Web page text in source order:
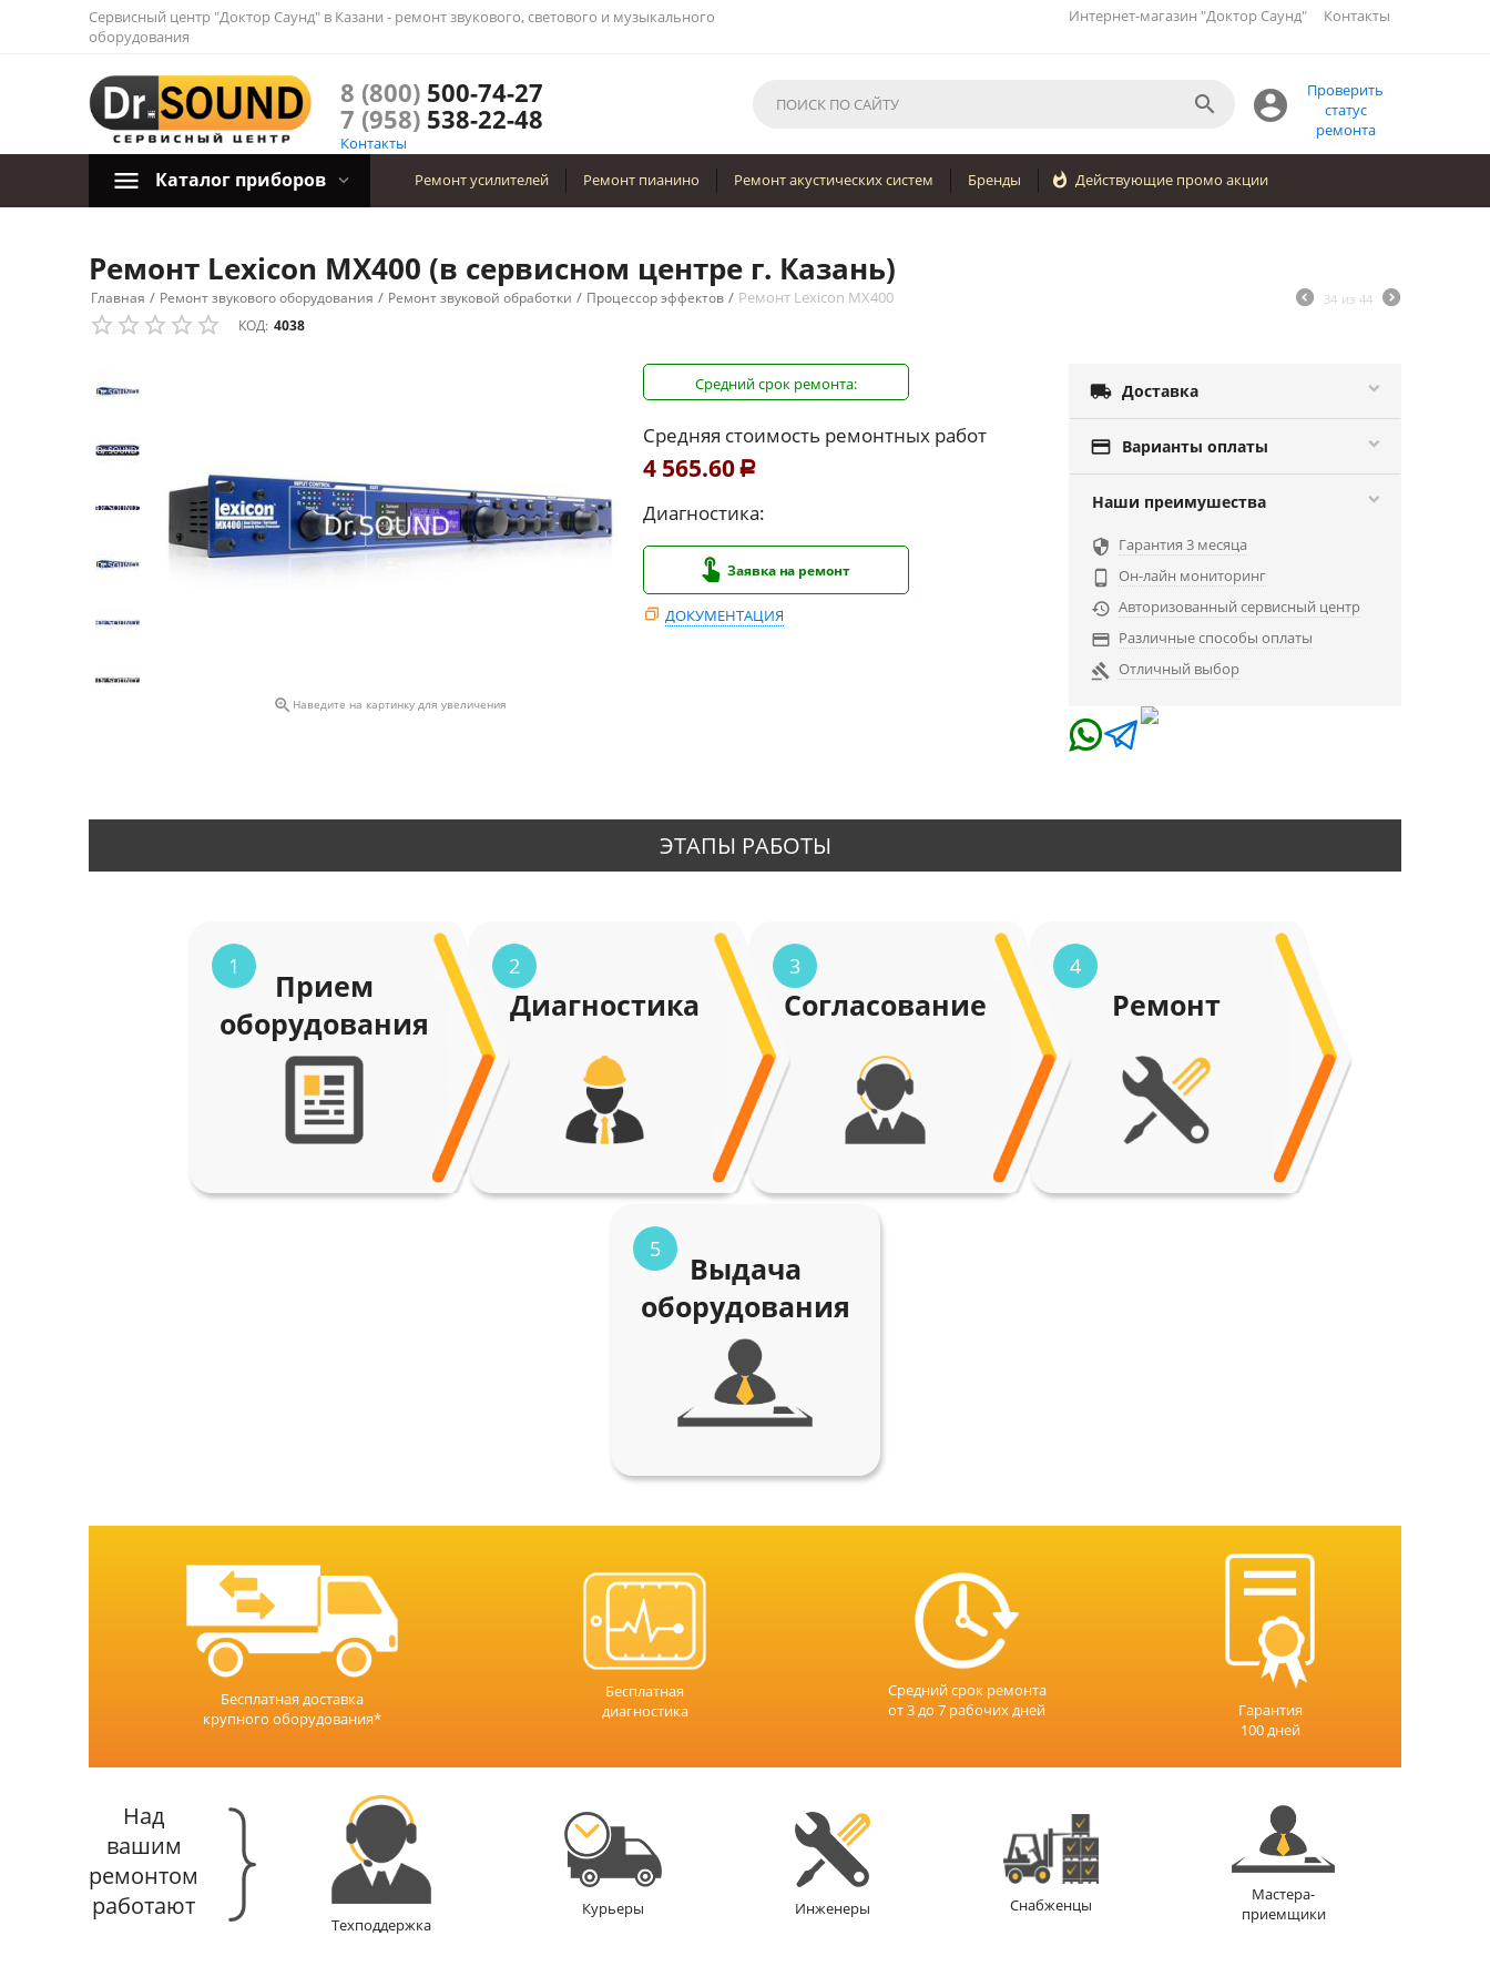
Сервисный центр "Доктор Саунд" в Казани - ремонт звукового, светового и музыкального
оборудования
Интернет-магазин "Доктор Саунд" Контакты
8 (800)500-74-27
7 (958)538-22-48
Контакты
Проверить
статус
ремонта


Каталог приборов Ремонт усилителей Ремонт пианино Ремонт акустических систем Бренды  Действующие промо акции
Ремонт Lexicon MX400 (в сервисном центре г. Казань)
Главная / Ремонт звукового оборудования / Ремонт звуковой обработки / Процессор эффектов / Ремонт Lexicon MX400 34 из 44
КОД: 4038
 Наведите на картинку для увеличения
Средний срок ремонта:
Средняя стоимость ремонтных работ
4 565.60 Р
Диагностика:
Заявка на ремонт
ДОКУМЕНТАЦИЯ
 Доставка
 Варианты оплаты
Наши преимушества
 Гарантия 3 месяца

Он-лайн мониторинг
 Авторизованный сервисный центр
 Различные способы оплаты
 Отличный выбор
ЭТАПЫ РАБОТЫ
1
Прием
оборудования
2
Диагностика
3
Согласование
4
Ремонт
5
Выдача
оборудования
Бесплатная доставка
крупного оборудования*
Бесплатная
диагностика
Средний срок ремонта
от 3 до 7 рабочих дней
Гарантия
100 дней
Над
вашим
ремонтом
работают
Техподдержка
Курьеры Инженеры Снабженцы
Мастера-
приемщики